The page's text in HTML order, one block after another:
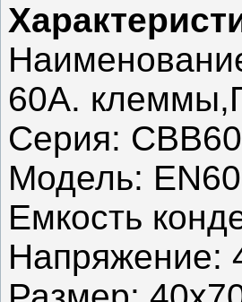
60A.
Серия:
Модель:
Емкость
Напряжение: